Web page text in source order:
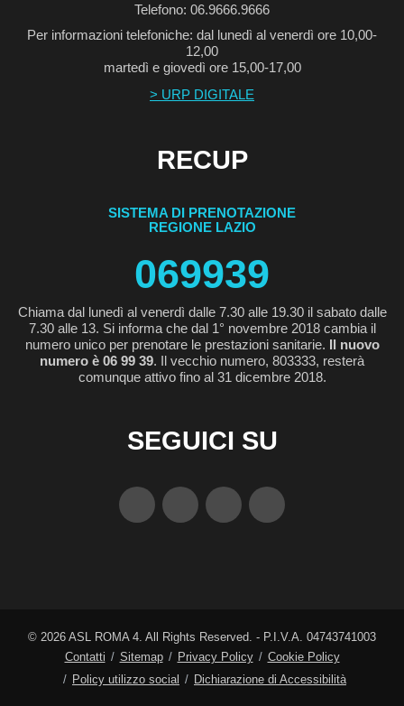
Telefono: 06.9666.9666
Per informazioni telefoniche: dal lunedì al venerdì ore 10,00-
12,00
martedì e giovedì ore 15,00-17,00
> URP DIGITALE
RECUP
SISTEMA DI PRENOTAZIONE
REGIONE LAZIO
069939
Chiama dal lunedì al venerdì dalle 7.30 alle 19.30 il sabato dalle
7.30 alle 13. Si informa che dal 1° novembre 2018 cambia il
numero unico per prenotare le prestazioni sanitarie. Il nuovo
numero è 06 99 39. Il vecchio numero, 803333, resterà
comunque attivo fino al 31 dicembre 2018.
SEGUICI SU
© 2026 ASL ROMA 4. All Rights Reserved. - P.I.V.A. 04743741003
Contatti
Sitemap Privacy Policy
Cookie Policy
Policy utilizzo social
Dichiarazione di Accessibilità